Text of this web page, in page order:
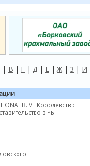
| В | Г | Д | Е | Ж | З | И
B. V. (Королевство
в РБ